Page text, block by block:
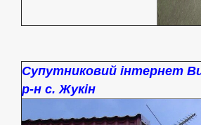
Супутниковий інтернет
р-н с. Жукін